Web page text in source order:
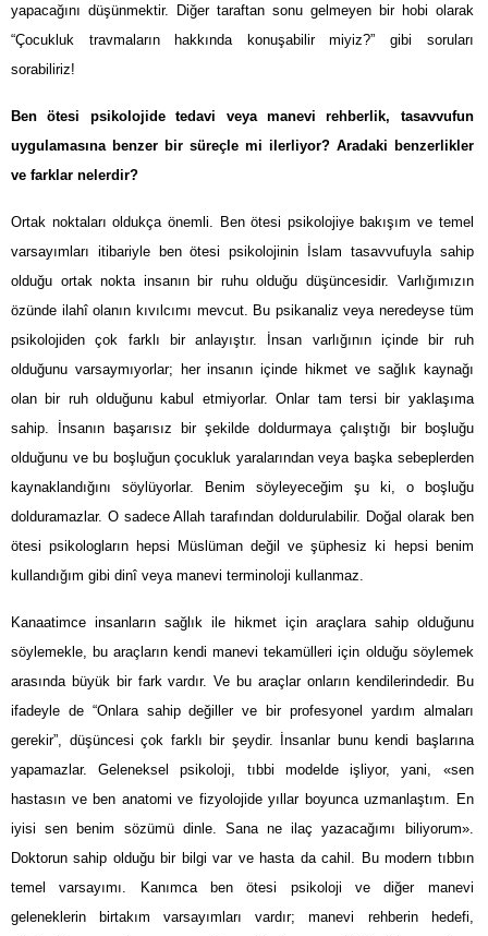
yapacağını düşünmektir. Diğer taraftan sonu gelmeyen bir hobi olarak
“Çocukluk travmaların hakkında konuşabilir miyiz?” gibi soruları
sorabiliriz!
Ben ötesi psikolojide tedavi veya manevi rehberlik, tasavvufun
uygulamasına benzer bir süreçle mi ilerliyor? Aradaki benzerlikler
ve farklar nelerdir?
Ortak noktaları oldukça önemli. Ben ötesi psikolojiye bakışım ve temel
varsayımları itibariyle ben ötesi psikolojinin İslam tasavvufuyla sahip
olduğu ortak nokta insanın bir ruhu olduğu düşüncesidir. Varlığımızın
özünde ilahî olanın kıvılcımı mevcut. Bu psikanaliz veya neredeyse tüm
psikolojiden çok farklı bir anlayıştır. İnsan varlığının içinde bir ruh
olduğunu varsaymıyorlar; her insanın içinde hikmet ve sağlık kaynağı
olan bir ruh olduğunu kabul etmiyorlar. Onlar tam tersi bir yaklaşıma
sahip. İnsanın başarısız bir şekilde doldurmaya çalıştığı bir boşluğu
olduğunu ve bu boşluğun çocukluk yaralarından veya başka sebeplerden
kaynaklandığını söylüyorlar. Benim söyleyeceğim şu ki, o boşluğu
dolduramazlar. O sadece Allah tarafından doldurulabilir. Doğal olarak ben
ötesi psikologların hepsi Müslüman değil ve şüphesiz ki hepsi benim
kullandığım gibi dinî veya manevi terminoloji kullanmaz.
Kanaatimce insanların sağlık ile hikmet için araçlara sahip olduğunu
söylemekle, bu araçların kendi manevi tekamülleri için olduğu söylemek
arasında büyük bir fark vardır. Ve bu araçlar onların kendilerindedir. Bu
ifadeyle de “Onlara sahip değiller ve bir profesyonel yardım almaları
gerekir”, düşüncesi çok farklı bir şeydir. İnsanlar bunu kendi başlarına
yapamazlar. Geleneksel psikoloji, tıbbi modelde işliyor, yani, «sen
hastasın ve ben anatomi ve fizyolojide yıllar boyunca uzmanlaştım. En
iyisi sen benim sözümü dinle. Sana ne ilaç yazacağımı biliyorum».
Doktorun sahip olduğu bir bilgi var ve hasta da cahil. Bu modern tıbbın
temel varsayımı. Kanımca ben ötesi psikoloji ve diğer manevi
geleneklerin birtakım varsayımları vardır; manevi rehberin hedefi,